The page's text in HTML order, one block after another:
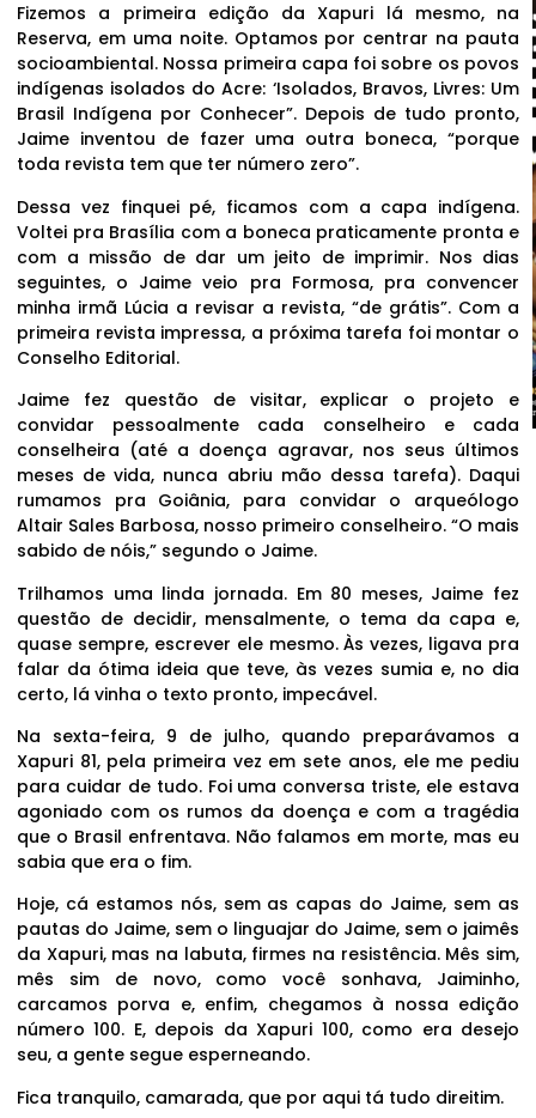
Fizemos a primeira edição da Xapuri lá mesmo, na
Reserva, em uma noite. Optamos por centrar na pauta
socioambiental. Nossa primeira capa foi sobre os povos
indígenas isolados do Acre: ‘Isolados, Bravos, Livres: Um
Brasil Indígena por Conhecer”. Depois de tudo pronto,
Jaime inventou de fazer uma outra boneca, “porque
toda revista tem que ter número zero”.
Dessa vez finquei pé, ficamos com a capa indígena.
Voltei pra Brasília com a boneca praticamente pronta e
com a missão de dar um jeito de imprimir. Nos dias
seguintes, o Jaime veio pra Formosa, pra convencer
minha irmã Lúcia a revisar a revista, “de grátis”. Com a
primeira revista impressa, a próxima tarefa foi montar o
Conselho Editorial.
Jaime fez questão de visitar, explicar o projeto e
convidar pessoalmente cada conselheiro e cada
conselheira (até a doença agravar, nos seus últimos
meses de vida, nunca abriu mão dessa tarefa). Daqui
rumamos pra Goiânia, para convidar o arqueólogo
Altair Sales Barbosa, nosso primeiro conselheiro. “O mais
sabido de nóis,” segundo o Jaime.
Trilhamos uma linda jornada. Em 80 meses, Jaime fez
questão de decidir, mensalmente, o tema da capa e,
quase sempre, escrever ele mesmo. Às vezes, ligava pra
falar da ótima ideia que teve, às vezes sumia e, no dia
certo, lá vinha o texto pronto, impecável.
Na sexta-feira, 9 de julho, quando preparávamos a
Xapuri 81, pela primeira vez em sete anos, ele me pediu
para cuidar de tudo. Foi uma conversa triste, ele estava
agoniado com os rumos da doença e com a tragédia
que o Brasil enfrentava. Não falamos em morte, mas eu
sabia que era o fim.
Hoje, cá estamos nós, sem as capas do Jaime, sem as
pautas do Jaime, sem o linguajar do Jaime, sem o jaimês
da Xapuri, mas na labuta, firmes na resistência. Mês sim,
mês sim de novo, como você sonhava, Jaiminho,
carcamos porva e, enfim, chegamos à nossa edição
número 100. E, depois da Xapuri 100, como era desejo
seu, a gente segue esperneando.
Fica tranquilo, camarada, que por aqui tá tudo direitim.